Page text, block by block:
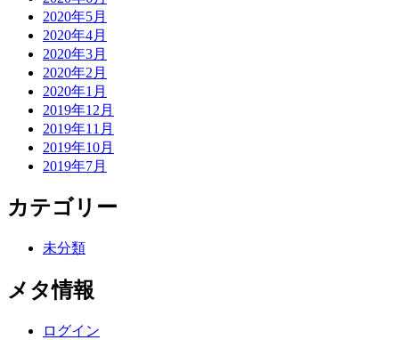
2020年5月
2020年4月
2020年3月
2020年2月
2020年1月
2019年12月
2019年11月
2019年10月
2019年7月
カテゴリー
未分類
メタ情報
ログイン